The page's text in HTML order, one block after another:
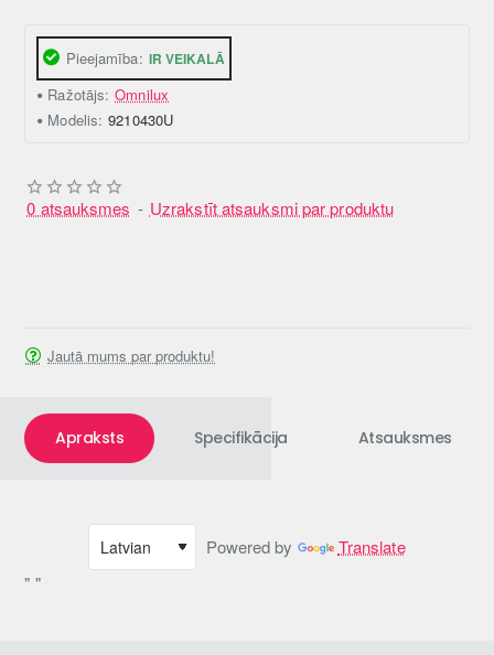
Pieejamība: IR VEIKALĀ
Ražotājs: Omnilux
Modelis: 9210430U
0 atsauksmes - Uzrakstīt atsauksmi par produktu
Jautā mums par produktu!
Apraksts Specifikācija Atsauksmes
Powered by
Translate
" "